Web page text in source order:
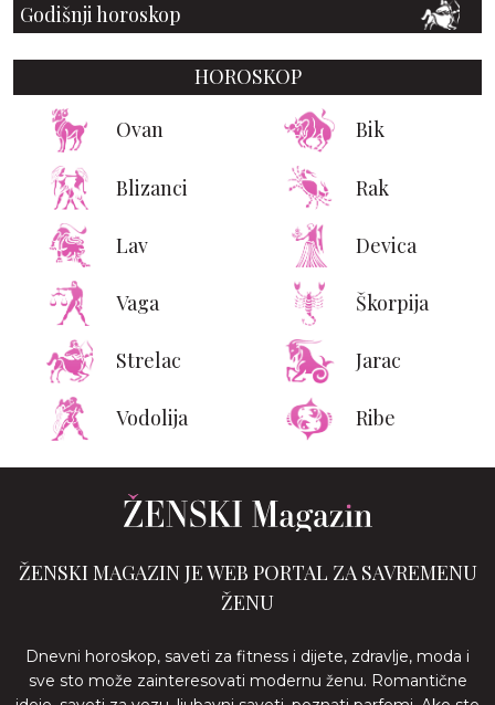
Godišnji horoskop
HOROSKOP
Ovan Bik
Blizanci Rak
Lav Devica
Vaga Škorpija
Strelac Jarac
Vodolija Ribe
ŽENSKI MAGAZIN JE WEB PORTAL ZA SAVREMENU
ŽENU
Dnevni horoskop, saveti za fitness i dijete, zdravlje, moda i
sve sto može zainteresovati modernu ženu. Romantične